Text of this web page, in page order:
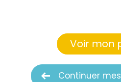
Continuer
Voir mon